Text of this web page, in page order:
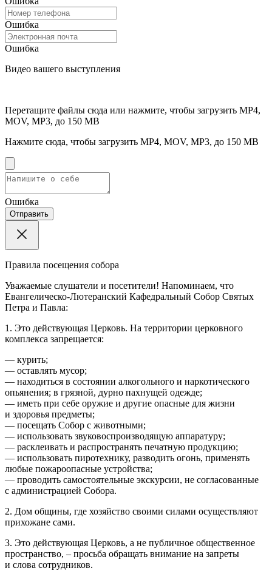
Ошибка
Ошибка
Видео вашего выступления
Перетащите файлы сюда или нажмите, чтобы загрузить MP4,
MOV, MP3, до 150 MB
Нажмите сюда, чтобы загрузить MP4, MOV, MP3, до 150 MB
Ошибка
Отправить
Правила посещения собора
Уважаемые слушатели и посетители! Напоминаем, что
Евангелическо-Лютеранский Кафедральный Собор Святых
Петра и Павла:
1. Это действующая Церковь. На территории церковного
комплекса запрещается:
— курить;
— оставлять мусор;
— находиться в состоянии алкогольного и наркотического
опьянения; в грязной, дурно пахнущей одежде;
— иметь при себе оружие и другие опасные для жизни
и здоровья предметы;
— посещать Собор с животными;
— использовать звуковоспроизводящую аппаратуру;
— расклеивать и распространять печатную продукцию;
— использовать пиротехнику, разводить огонь, применять
любые пожароопасные устройства;
— проводить самостоятельные экскурсии, не согласованные
с администрацией Собора.
2. Дом общины, где хозяйство своими силами осуществляют
прихожане сами.
3. Это действующая Церковь, а не публичное общественное
пространство, – просьба обращать внимание на запреты
и слова сотрудников.